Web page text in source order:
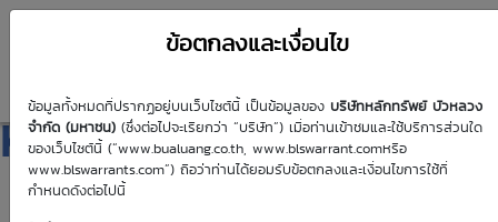
ข้อตกลงและเงื่อนไข
ข้อมูลทั้งหมดที่ปรากฏอยู่บนเว็บไซต์นี้ เป็นข้อมูลของ บริษัทหลักทรัพย์ บัวหลวง
จำกัด (มหาชน) (ซึ่งต่อไปจะเรียกว่า “บริษัท”) เมื่อท่านเข้าชมและใช้บริการส่วนใด
ของเว็บไซต์นี้ (“www.bualuang.co.th, www.blswarrant.comหรือ
www.blswarrants.com”) ถือว่าท่านได้ยอมรับข้อตกลงและเงื่อนไขการใช้ที่
กำหนดดังต่อไปนี้
KTB01C2611A